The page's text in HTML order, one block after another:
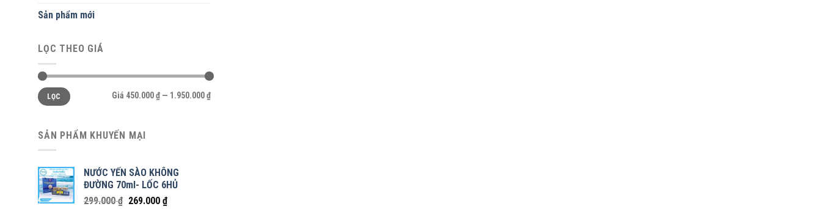
Sản phẩm mới
LỌC THEO GIÁ
Giá
thấp
nhất
Giá
cao
nhất
LỌC Giá 450.000 ₫— 1.950.000 ₫
SẢN PHẨM KHUYẾN MẠI
NƯỚC YẾN SÀO KHÔNG
ĐƯỜNG 70ml- LỐC 6HỦ
299.000₫ 269.000 ₫